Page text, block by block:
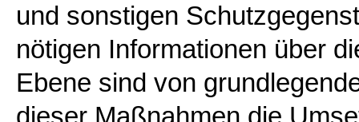
und sonstigen
nötigen Informationen über
Ebene sind von
dieser Maßnahmen die